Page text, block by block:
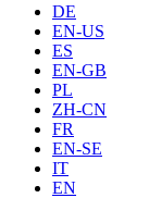
DE
EN-US
ES
EN-GB
PL
ZH-CN
FR
EN-SE
IT
EN